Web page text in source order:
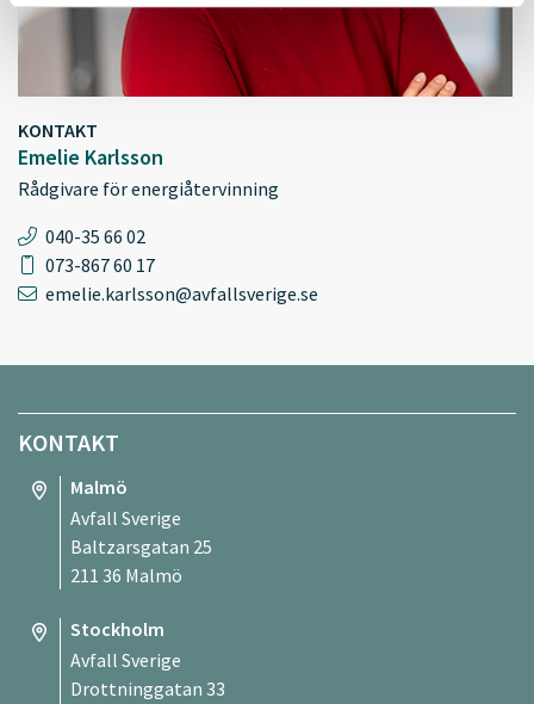
KONTAKT
Emelie Karlsson
Rådgivare för energiåtervinning
040-35 66 02
073-867 60 17
emelie.karlsson@avfallsverige.se
KONTAKT
Malmö
Avfall Sverige
Baltzarsgatan 25
211 36 Malmö
Stockholm
Avfall Sverige
Drottninggatan 33